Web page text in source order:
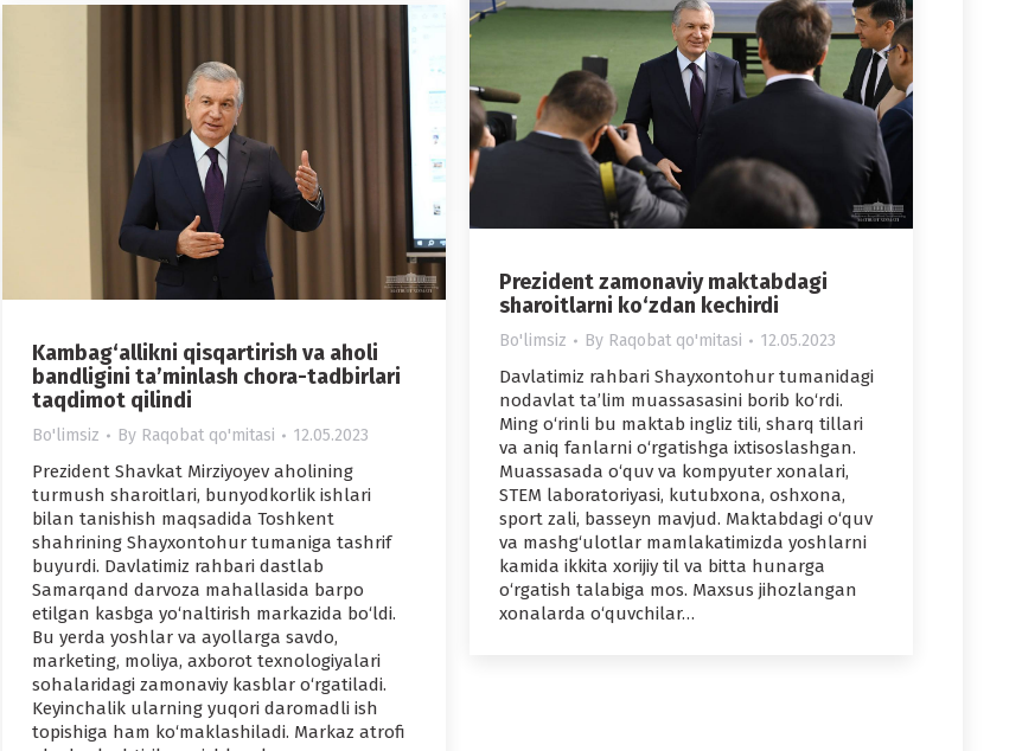
Prezident zamonaviy maktabdagi
sharoitlarni ko‘zdan kechirdi
Bo'limsiz By Raqobat qo'mitasi 12.05.2023
Davlatimiz rahbari Shayxontohur tumanidagi
nodavlat ta’lim muassasasini borib ko‘rdi.
Ming o‘rinli bu maktab ingliz tili, sharq tillari
va aniq fanlarni o‘rgatishga ixtisoslashgan.
Muassasada o‘quv va kompyuter xonalari,
STEM laboratoriyasi, kutubxona, oshxona,
sport zali, basseyn mavjud. Maktabdagi o‘quv
va mashg‘ulotlar mamlakatimizda yoshlarni
kamida ikkita xorijiy til va bitta hunarga
o‘rgatish talabiga mos. Maxsus jihozlangan
xonalarda o‘quvchilar…
Kambag‘allikni qisqartirish va aholi
bandligini ta’minlash chora-tadbirlari
taqdimot qilindi
Bo'limsiz By Raqobat qo'mitasi 12.05.2023
Prezident Shavkat Mirziyoyev aholining
turmush sharoitlari, bunyodkorlik ishlari
bilan tanishish maqsadida Toshkent
shahrining Shayxontohur tumaniga tashrif
buyurdi. Davlatimiz rahbari dastlab
Samarqand darvoza mahallasida barpo
etilgan kasbga yo‘naltirish markazida bo‘ldi.
Bu yerda yoshlar va ayollarga savdo,
marketing, moliya, axborot texnologiyalari
sohalaridagi zamonaviy kasblar o‘rgatiladi.
Keyinchalik ularning yuqori daromadli ish
topishiga ham ko‘maklashiladi. Markaz atrofi